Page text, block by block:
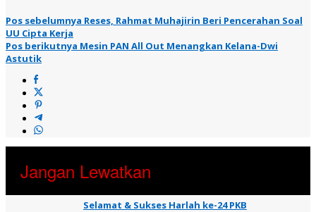
Pos sebelumnya Reses, Rahmat Muhajirin Beri Pencerahan Soal
UU Cipta Kerja
Pos berikutnya Mesin PAN All Out Menangkan Kelana-Dwi
Astutik
Jangan Lewatkan
Selamat & Sukses Harlah ke-24 PKB